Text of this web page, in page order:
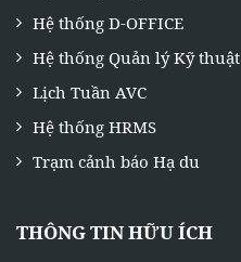
Hệ thống D-OFFICE
Hệ thống Quản lý Kỹ thuật
Lịch Tuần AVC
Hệ thống HRMS
Trạm cảnh báo Hạ du
THÔNG TIN HỮU ÍCH